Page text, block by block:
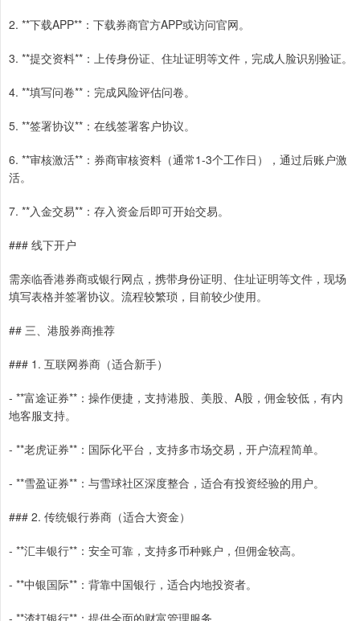
2. **下载APP**：下载券商官方APP或访问官网。
3. **提交资料**：上传身份证、住址证明等文件，完成人脸识别验证。
4. **填写问卷**：完成风险评估问卷。
5. **签署协议**：在线签署客户协议。
6. **审核激活**：券商审核资料（通常1-3个工作日），通过后账户激
活。
7. **入金交易**：存入资金后即可开始交易。
### 线下开户
需亲临香港券商或银行网点，携带身份证明、住址证明等文件，现场
填写表格并签署协议。流程较繁琐，目前较少使用。
## 三、港股券商推荐
### 1. 互联网券商（适合新手）
- **富途证券**：操作便捷，支持港股、美股、A股，佣金较低，有内
地客服支持。
- **老虎证券**：国际化平台，支持多市场交易，开户流程简单。
- **雪盈证券**：与雪球社区深度整合，适合有投资经验的用户。
### 2. 传统银行券商（适合大资金）
- **汇丰银行**：安全可靠，支持多币种账户，但佣金较高。
- **中银国际**：背靠中国银行，适合内地投资者。